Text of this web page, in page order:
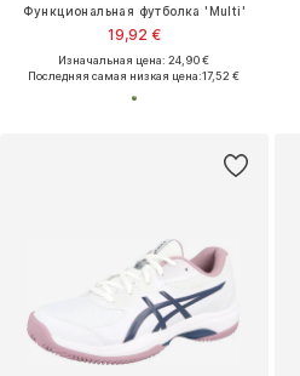
Функциональная футболка 'Multi'
19,92 €
Изначальная цена: 24,90 €
Последняя самая низкая цена:17,52 €